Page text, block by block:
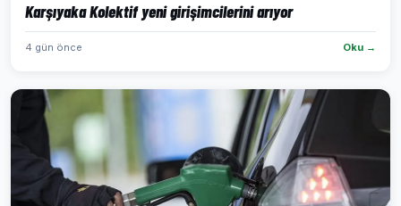
Karşıyaka Kolektif yeni girişimcilerini arıyor
4 gün önce Oku →